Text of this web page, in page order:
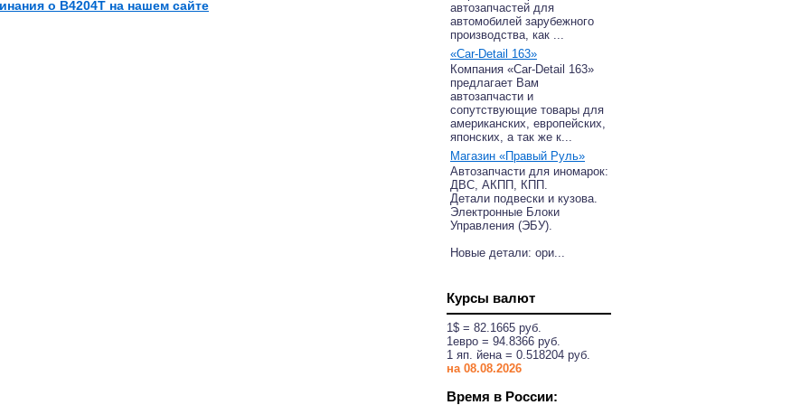
о B4204T на нашем сайте
автозапчастей для
автомобилей зарубежного
производства, как ...
«Car-Detail 163»
Компания «Car-Detail 163»
предлагает Вам
автозапчасти и
сопутствующие товары для
американских, европейских,
японских, а так же к...
Магазин «Правый Руль»
Автозапчасти для иномарок:
ДВС, АКПП, КПП.
Детали подвески и кузова.
Электронные Блоки
Управления (ЭБУ).
Новые детали: ори...
Курсы валют
1$ = 82.1665 руб.
1eвро = 94.8366 руб.
1 яп. йена = 0.518204 руб.
на 08.08.2026
Время в России: